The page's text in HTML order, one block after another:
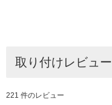
取り付けレビュー
221 件のレビュー